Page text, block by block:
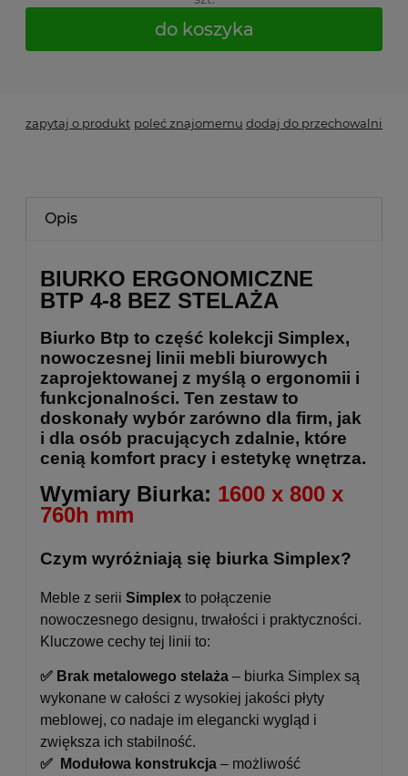
do koszyka
zapytaj o produkt poleć znajomemu dodaj do przechowalni
Opis
BIURKO ERGONOMICZNE
BTP 4-8 BEZ STELAŻA
Biurko Btp to część kolekcji Simplex,
nowoczesnej linii mebli biurowych
zaprojektowanej z myślą o ergonomii i
funkcjonalności. Ten zestaw to
doskonały wybór zarówno dla firm, jak
i dla osób pracujących zdalnie, które
cenią komfort pracy i estetykę wnętrza.
Wymiary Biurka: 1600 x 800 x
760h mm
Czym wyróżniają się biurka Simplex?
Meble z serii Simplex to połączenie
nowoczesnego designu, trwałości i praktyczności.
Kluczowe cechy tej linii to:
✅ Brak metalowego stelaża – biurka Simplex są
wykonane w całości z wysokiej jakości płyty
meblowej, co nadaje im elegancki wygląd i
zwiększa ich stabilność.
✅ Modułowa konstrukcja – możliwość